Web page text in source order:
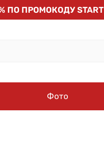
ПО ПРОМОКОДУ START
Фото